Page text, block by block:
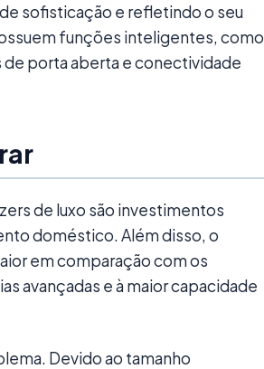
sofisticação e refletindo o seu
funções inteligentes, como
porta aberta e conectividade
de luxo são investimentos
doméstico. Além disso, o
em comparação com os
avançadas e à maior capacidade
Devido ao tamanho